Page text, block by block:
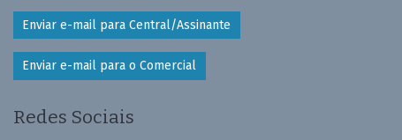
Enviar e-mail para Central/Assinante
Enviar e-mail para o Comercial
Redes Sociais